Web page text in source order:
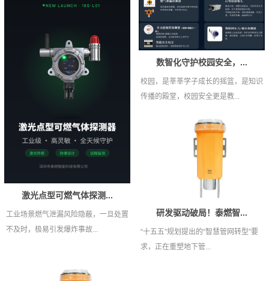
激光点型可燃气体探测...
工业场景燃气泄漏风险隐蔽，一旦处置
不及时，极易引发爆炸事故...
数智化守护校园安全，...
校园，是莘莘学子成长的摇篮，是知识
传播的殿堂，校园安全更是教...
研发驱动破局！泰燃智...
“十五五”规划提出的“智慧管网转型”要
求，正在重塑地下管...